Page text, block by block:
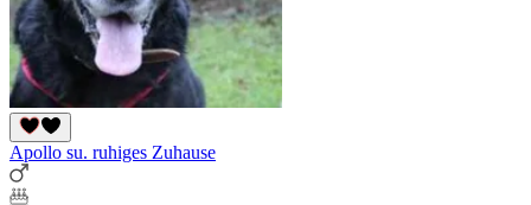
Apollo su. ruhiges Zuhause